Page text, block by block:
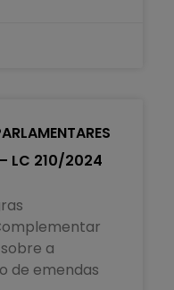
LC 210/2024
a
de emendas